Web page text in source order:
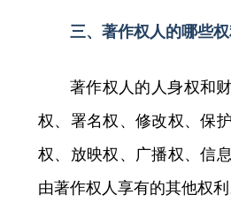
三、著作权人的哪些
著作权人的人身权和
权、署名权、修改权、保
权、放映权、广播权、信
由著作权人享有的其他权利